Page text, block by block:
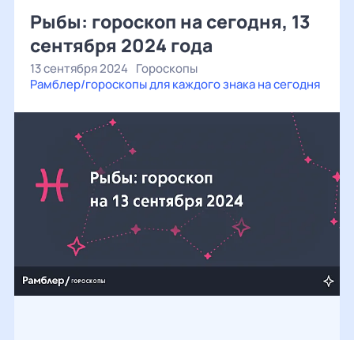
Рыбы: гороскоп на сегодня, 13
сентября 2024 года
13 сентября 2024 Гороскопы
Рамблер/гороскопы для каждого знака на сегодня